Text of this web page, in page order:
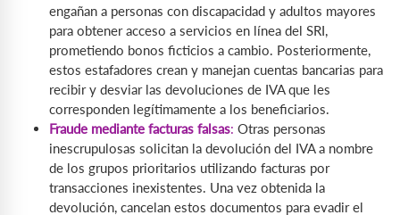
engañan a personas con discapacidad y adultos mayores
para obtener acceso a servicios en línea del SRI,
prometiendo bonos ficticios a cambio. Posteriormente,
estos estafadores crean y manejan cuentas bancarias para
recibir y desviar las devoluciones de IVA que les
corresponden legítimamente a los beneficiarios.
Fraude mediante facturas falsas: Otras personas
inescrupulosas solicitan la devolución del IVA a nombre
de los grupos prioritarios utilizando facturas por
transacciones inexistentes. Una vez obtenida la
devolución, cancelan estos documentos para evadir el